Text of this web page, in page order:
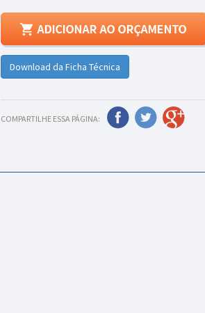
Download da Ficha Técnica
COMPARTILHE ESSA PÁGINA: